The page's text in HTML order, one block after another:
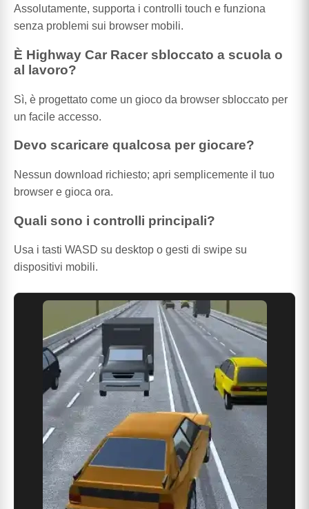
Assolutamente, supporta i controlli touch e funziona
senza problemi sui browser mobili.
È Highway Car Racer sbloccato a scuola o
al lavoro?
Sì, è progettato come un gioco da browser sbloccato per
un facile accesso.
Devo scaricare qualcosa per giocare?
Nessun download richiesto; apri semplicemente il tuo
browser e gioca ora.
Quali sono i controlli principali?
Usa i tasti WASD su desktop o gesti di swipe su
dispositivi mobili.